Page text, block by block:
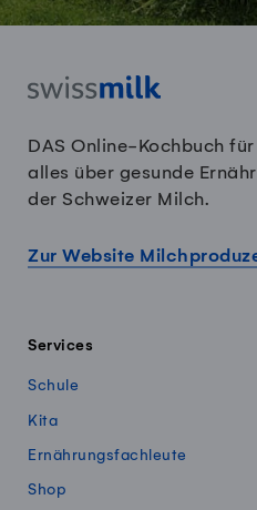
DAS Online-Kochbuch
alles über gesunde
der Schweizer Milch.
Zur Website
Services
Schule
Kita
Ernährungsfachleute
Shop